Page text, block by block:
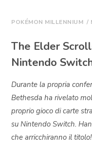
POKÉMON MILLENNIUM /
The Elder
Nintendo
Durante la propria
Bethesda ha rivelato
proprio gioco di carte
su Nintendo Switch.
che arricchiranno il titolo!